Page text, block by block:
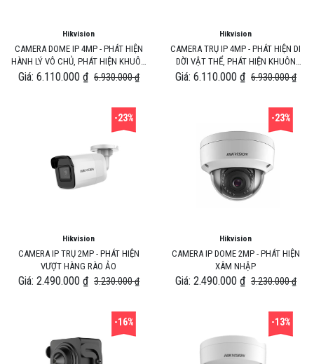
Hikvision
CAMERA DOME IP 4MP - PHÁT HIỆN
HÀNH LÝ VÔ CHỦ, PHÁT HIỆN KHUÔN
MẶT
Giá: 6.110.000 ₫ 6.930.000 ₫
Hikvision
CAMERA TRỤ IP 4MP - PHÁT HIỆN DI
DỜI VẬT THỂ, PHÁT HIỆN KHUÔN
MẶT
Giá: 6.110.000 ₫ 6.930.000 ₫
-23%
Hikvision
CAMERA IP TRỤ 2MP - PHÁT HIỆN
VƯỢT HÀNG RÀO ẢO
Giá: 2.490.000 ₫ 3.230.000 ₫
-23%
Hikvision
CAMERA IP DOME 2MP - PHÁT HIỆN
XÂM NHẬP
Giá: 2.490.000 ₫ 3.230.000 ₫
-16% -13%